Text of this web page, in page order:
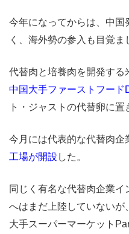
今年になってからは、中国
く、海外勢の参入も目覚ま
代替肉と培養肉を開発する
中国大手ファーストフード
ト・ジャストの代替卵に置
今月には代表的な代替肉企
工場が開設 した。
同じく有名な代替肉企業
へはまだ上陸していないが
大手スーパーマーケット